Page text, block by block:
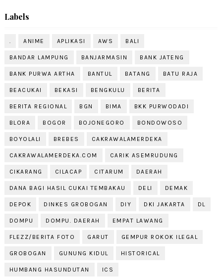
Labels
. ANIME APLIKASI AWS BALI
BANDAR LAMPUNG BANJARMASIN BANK JATENG
BANK PURWA ARTHA BANTUL BATANG BATU RAJA
BEACUKAI BEKASI BENGKULU BERITA
BERITA REGIONAL BGN BIMA BKK PURWODADI
BLORA BOGOR BOJONEGORO BONDOWOSO
BOYOLALI BREBES CAKRAWALAMERDEKA
CAKRAWALAMERDEKA.COM CARIK ASEMRUDUNG
CIKARANG CILACAP CITARUM DAERAH
DANA BAGI HASIL CUKAI TEMBAKAU DELI DEMAK
DEPOK DINKES GROBOGAN DIY DKI JAKARTA DL
DOMPU DOMPU. DAERAH EMPAT LAWANG
FLEZZ/BERITA FOTO GARUT GEMPUR ROKOK ILEGAL
GROBOGAN GUNUNG KIDUL HISTORICAL
HUMBANG HASUNDUTAN ICS